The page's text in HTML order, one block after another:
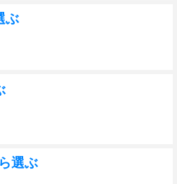
ぶ
選ぶ